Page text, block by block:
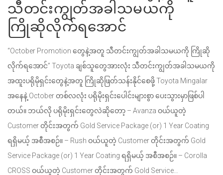
သီတင်းကျွတ်အခါသမယကို
ကြိုဆိုလိုက်ရအောင်
“October Promotion တွေနဲ့အတူ သီတင်းကျွတ်အခါသမယကို ကြိုဆို
လိုက်ရအောင်” Toyota ချစ်သူတွေအားလုံး သီတင်းကျွတ်အခါသမယကို
အထူးပရိုမိုရှင်းတွေနဲ့အတူ ကြိုဆိုဖြတ်သန်းနိုင်စေဖို့ Toyota Mingalar
အနေနဲ့ October တစ်လလုံး ပရိုမိုးရှင်းပေါင်းများစွာ ပေးသွားမှာဖြစ်ပါ
တယ်။ ဘယ်လို ပရိုမိုးရှင်းတွေလဲဆိုတော့ – Avanza ဝယ်ယူတဲ့
Customer တိုင်းအတွက် Gold Service Package (or) 1 Year Coating
ရရှိမယ့် အစီအစဉ်။ – Rush ဝယ်ယူတဲ့ Customer တိုင်းအတွက် Gold
Service Package (or) 1 Year Coating ရရှိမယ့် အစီအစဉ်။ – Corolla
CROSS ဝယ်ယူတဲ့ Customer တိုင်းအတွက် Gold Service…